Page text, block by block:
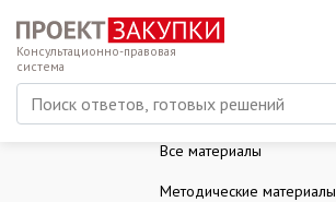
Консультационно-правовая
система
Все материалы
Методические материалы